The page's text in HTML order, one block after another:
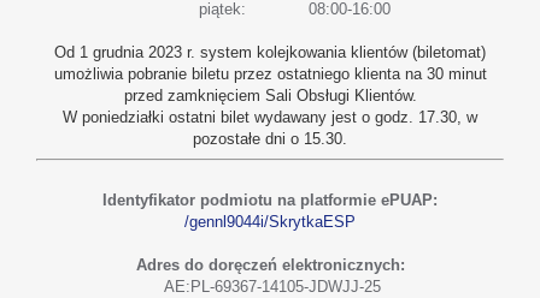
piątek: 08:00-16:00
Od 1 grudnia 2023 r. system kolejkowania klientów (biletomat)
umożliwia pobranie biletu przez ostatniego klienta na 30 minut
przed zamknięciem Sali Obsługi Klientów.
W poniedziałki ostatni bilet wydawany jest o godz. 17.30, w
pozostałe dni o 15.30.
Identyfikator podmiotu na platformie ePUAP:
/gennl9044i/SkrytkaESP
Adres do doręczeń elektronicznych:
AE:PL-69367-14105-JDWJJ-25